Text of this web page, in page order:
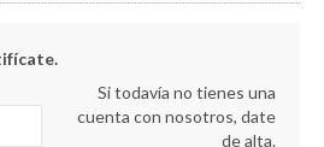
Si todavía no tienes una
cuenta con nosotros, date
de alta.